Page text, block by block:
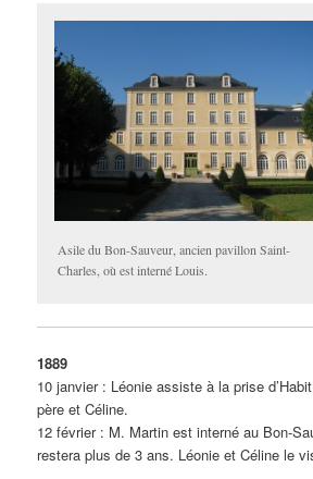
Asile du Bon-Sauveur, ancien pavillon Saint-
Charles, où est interné Louis.
1889
10 janvier : Léonie assiste à la prise
père et Céline.
12 février : M. Martin est interné au Bon-
restera plus de 3 ans. Léonie et Céline le